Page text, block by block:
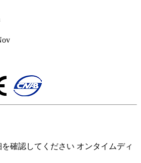
確認してください オンタイムディ